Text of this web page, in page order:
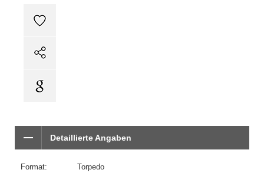
Detaillierte Angaben
Format:
Torpedo